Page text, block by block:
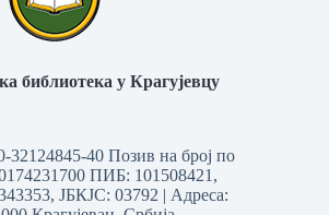
библиотека у Крагујевцу
40 Позив на број по
ПИБ: 101508421,
ЈБКЈС: 03792 | Aдреса: